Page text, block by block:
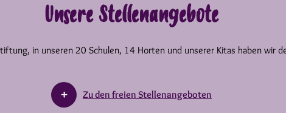
Unsere Stellenangebote
in unseren 20 Schulen, 14 Horten und unserer Kitas haben wir
Zu den freien Stellenangeboten